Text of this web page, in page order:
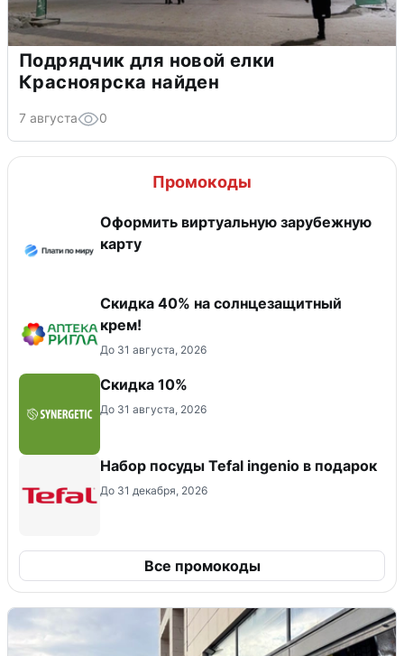
Подрядчик для новой елки
Красноярска найден
7 августа 0
Промокоды
Оформить виртуальную зарубежную
карту
Скидка 40% на солнцезащитный
крем!
До 31 августа, 2026
Скидка 10%
До 31 августа, 2026
Набор посуды Tefal ingenio в подарок
До 31 декабря, 2026
Все промокоды